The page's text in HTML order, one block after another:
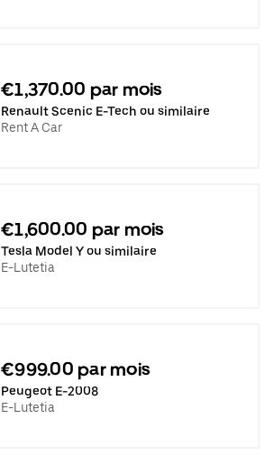
€1,370.00 par mois
Renault Scenic E-Tech ou similaire
Rent A Car
€1,600.00 par mois
Tesla Model Y ou similaire
E-Lutetia
€999.00 par mois
Peugeot E-2008
E-Lutetia